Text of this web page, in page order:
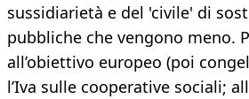
sussidiarietà e del 'civile' di
pubbliche che vengono meno.
all’obiettivo europeo (poi
l’Iva sulle cooperative sociali;